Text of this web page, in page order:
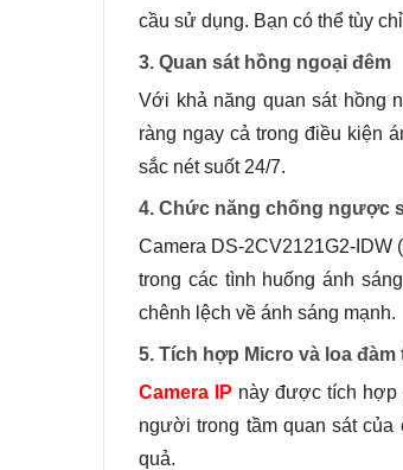
cầu sử dụng. Bạn có thể tùy
3. Quan sát hồng ngoại đêm
Với khả năng quan sát hồng
ràng ngay cả trong điều kiện
sắc nét suốt 24/7.
4. Chức năng chống ngược
Camera DS-2CV2121G2-IDW
trong các tình huống ánh
chênh lệch về ánh sáng mạnh.
5. Tích hợp Micro và loa đàm
Camera IP này được tích hợp
người trong tầm quan sát của
quả.